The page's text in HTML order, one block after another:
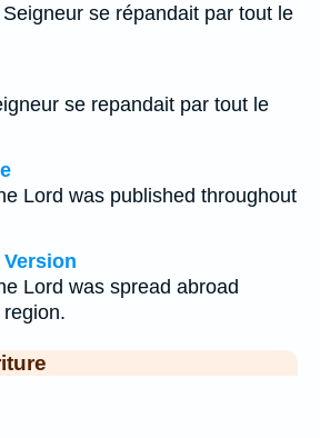
se répandait par tout le
se repandait par tout le
Lord was published throughout
Lord was spread abroad